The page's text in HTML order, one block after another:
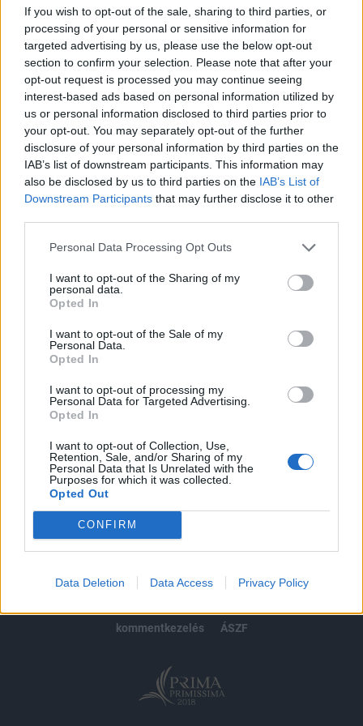
If you wish to opt-out of the sale, sharing to third parties, or
processing of your personal or sensitive information for
targeted advertising by us, please use the below opt-out
section to confirm your selection. Please note that after your
opt-out request is processed you may continue seeing
interest-based ads based on personal information utilized by
us or personal information disclosed to third parties prior to
your opt-out. You may separately opt-out of the further
disclosure of your personal information by third parties on the
IAB’s list of downstream participants. This information may
also be disclosed by us to third parties on the IAB’s List of
Downstream Participants that may further disclose it to other
Personal Data Processing Opt Outs
I want to opt-out of the Sharing of my
personal data.
Opted In
I want to opt-out of the Sale of my
Personal Data.
Opted In
I want to opt-out of processing my
Personal Data for Targeted Advertising.
Opted In
I want to opt-out of Collection, Use,
Retention, Sale, and/or Sharing of my
Personal Data that Is Unrelated with the
Purposes for which it was collected.
Opted Out
CONFIRM
Data Deletion Data Access Privacy Policy
amerikai pénzintézeteket, vizsgálva, hogyan teljesítenének
egy feltételezett gazdasági visszaesés és piaci turbulencia
idején. Az idei vizsgálatban harminckét nagybank szerepel,
a hipotetikus forgatókönyv pedig egy olyan súlyos globális
recessziót modellez, amelyben a kereskedelmi ingatlanok
és a lakáspiac, valamint a vállalati...
KEDVES OLVASÓNK!
A keresett cikk a portfolio.hu hírarchívumához
Portfolio.hu teljes cikkarchívum
Kötéslisták: BÉT elmúlt 2 év napon belüli
MÁR ELŐFIZETŐNK VAGY?
© 2026 Portfolio
impresszum
jogi nyilatkozat
süti beállítások
kommentkezelés
ÁSZF